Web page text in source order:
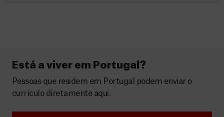
Está a viver em Portugal?
Pessoas que residem em Portugal podem enviar o
currículo diretamente aqui.